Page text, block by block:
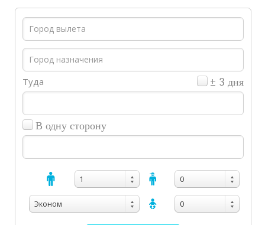
Туда ± 3 дня
В одну сторону
1 0
Эконом 0